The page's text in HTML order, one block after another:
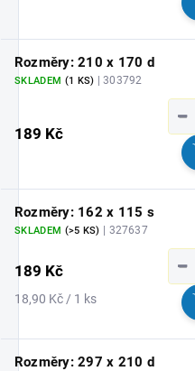
Rozměry: 210 x 170 d
SKLADEM (1 KS) | 303792
189 Kč
−
Rozměry: 162 x 115 s
SKLADEM (>5 KS) | 327637
189 Kč
Měrná
18,90 Kč / 1 ks
−
Rozměry: 297 x 210 d